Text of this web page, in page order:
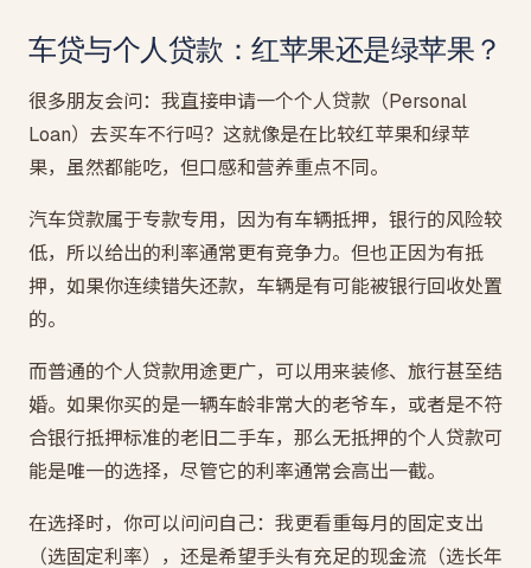
车贷与个人贷款：红苹果还是绿苹果？
很多朋友会问：我直接申请一个个人贷款（Personal
Loan）去买车不行吗？这就像是在比较红苹果和绿苹
果，虽然都能吃，但口感和营养重点不同。
汽车贷款属于专款专用，因为有车辆抵押，银行的风险较
低，所以给出的利率通常更有竞争力。但也正因为有抵
押，如果你连续错失还款，车辆是有可能被银行回收处置
的。
而普通的个人贷款用途更广，可以用来装修、旅行甚至结
婚。如果你买的是一辆车龄非常大的老爷车，或者是不符
合银行抵押标准的老旧二手车，那么无抵押的个人贷款可
能是唯一的选择，尽管它的利率通常会高出一截。
在选择时，你可以问问自己：我更看重每月的固定支出
（选固定利率），还是希望手头有充足的现金流（选长年